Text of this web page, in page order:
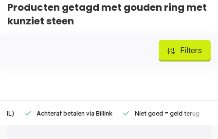
Producten getagd met gouden ring met
kunziet steen
Filters
Achteraf betalen via Billink Niet goed = geld terug